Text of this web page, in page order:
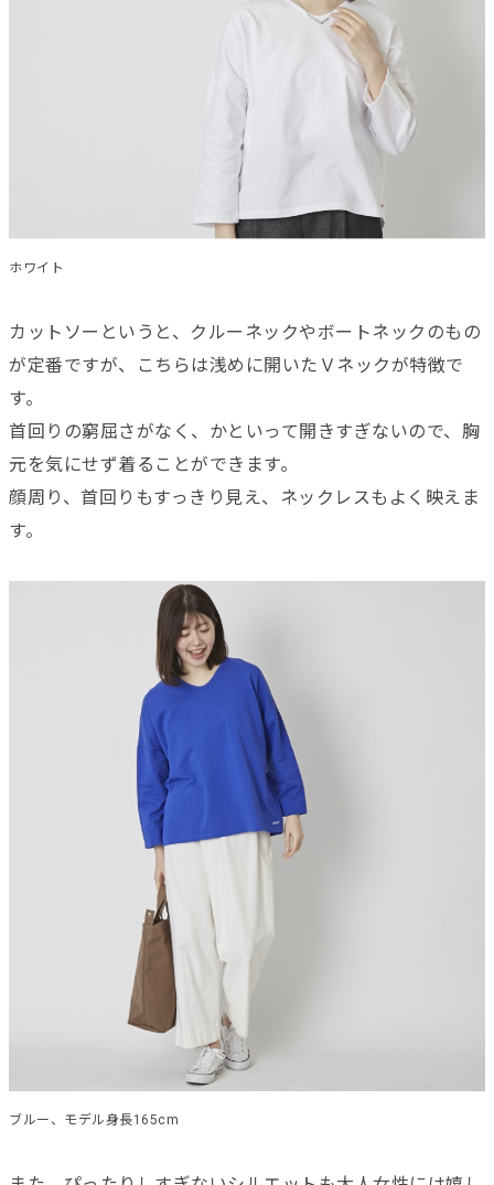
ホワイト
カットソーというと、クルーネックやボートネックのもの
が定番ですが、こちらは浅めに開いたＶネックが特徴で
す。
首回りの窮屈さがなく、かといって開きすぎないので、胸
元を気にせず着ることができます。
顔周り、首回りもすっきり見え、ネックレスもよく映えま
す。
ブルー、モデル身長165cm